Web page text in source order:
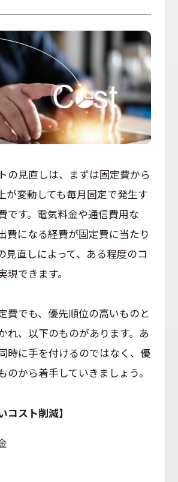
の見直しは、まずは固定費から
が変動しても毎月固定で発生す
です。電気料金や通信費用な
費になる経費が固定費に当たり
見直しによって、ある程度のコ
現できます。
費でも、優先順位の高いものと
れ、以下のものがあります。あ
時に手を付けるのではなく、優
のから着手していきましょう。
コスト削減】